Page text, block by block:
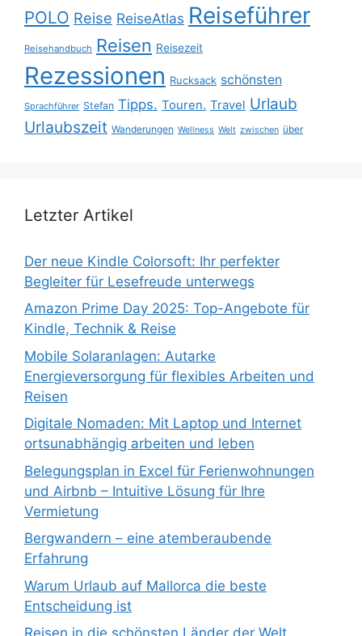
POLO Reise ReiseAtlas Reiseführer
Reisehandbuch Reisen Reisezeit
Rezessionen Rucksack schönsten
Sprachführer Stefan Tipps. Touren. Travel Urlaub
Urlaubszeit Wanderungen Wellness Welt zwischen über
Letzter Artikel
Der neue Kindle Colorsoft: Ihr perfekter
Begleiter für Lesefreude unterwegs
Amazon Prime Day 2025: Top-Angebote für
Kindle, Technik & Reise
Mobile Solaranlagen: Autarke
Energieversorgung für flexibles Arbeiten und
Reisen
Digitale Nomaden: Mit Laptop und Internet
ortsunabhängig arbeiten und leben
Belegungsplan in Excel für Ferienwohnungen
und Airbnb – Intuitive Lösung für Ihre
Vermietung
Bergwandern – eine atemberaubende
Erfahrung
Warum Urlaub auf Mallorca die beste
Entscheidung ist
Reisen in die schönsten Länder der Welt